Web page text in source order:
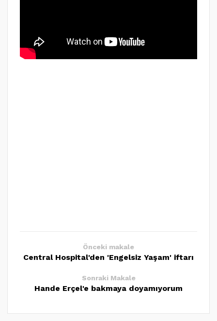
Önceki makale
Central Hospital'den 'Engelsiz Yaşam' iftarı
Sonraki Makale
Hande Erçel'e bakmaya doyamıyorum